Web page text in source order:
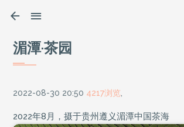
湄潭·茶园
2022-08-30 20:50 4217浏览
2022年8月，摄于贵州遵义湄潭中国茶海